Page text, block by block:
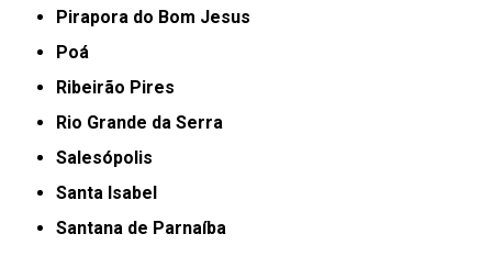
Pirapora do Bom Jesus
Poá
Ribeirão Pires
Rio Grande da Serra
Salesópolis
Santa Isabel
Santana de Parnaíba